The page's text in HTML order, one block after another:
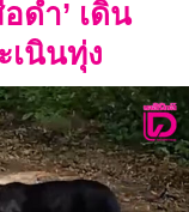
ดำ’ เดิน
เนินทุ่ง